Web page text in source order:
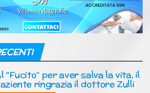
“Fucito” per aver salva la vita, il
ringrazia il dottore Zulli